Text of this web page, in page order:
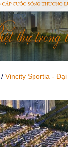
/ Vincity Sportia - Đại